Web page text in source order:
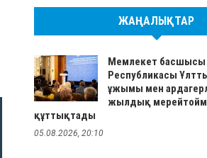
ЖАҢАЛЫҚТАР
Мемлекет басшысы
Республикасы
ұжымы мен
жылдық
құттықтады
05.08.2026, 20:10